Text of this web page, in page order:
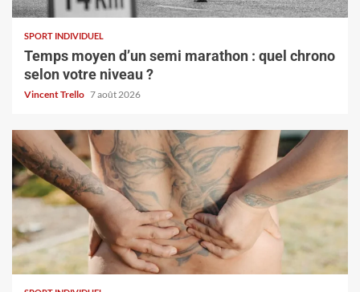
SPORT INDIVIDUEL
Temps moyen d’un semi marathon : quel chrono
selon votre niveau ?
Vincent Trello 7 août 2026